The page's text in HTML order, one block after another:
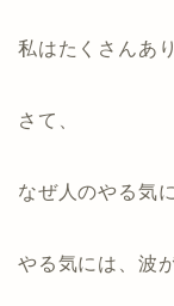
私はたくさんあ
さて、
なぜ人のやる気
やる気には、波